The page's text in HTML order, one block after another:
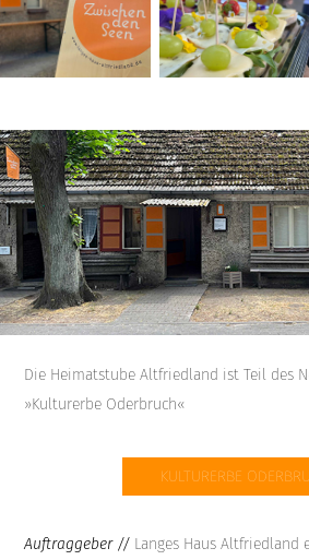
Die Heimatstube Altfriedland ist Teil des
»Kulturerbe Oderbruch«
KULTURERBE
Auftraggeber // Langes Haus Altfriedland